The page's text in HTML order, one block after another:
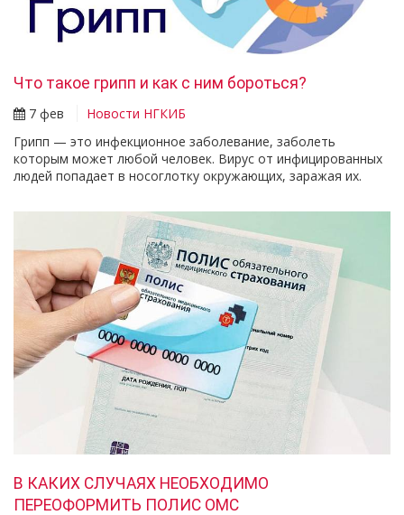
Что такое грипп и как с ним бороться?
7 фев
Новости НГКИБ
Грипп — это инфекционное заболевание, заболеть
которым может любой человек. Вирус от инфицированных
людей попадает в носоглотку окружающих, заражая их.
В КАКИХ СЛУЧАЯХ НЕОБХОДИМО
ПЕРЕОФОРМИТЬ ПОЛИС ОМС